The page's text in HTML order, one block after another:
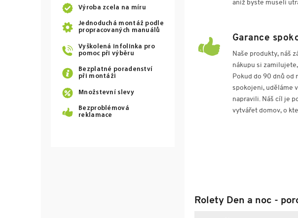
Výroba zcela na míru
Jednoduchá montáž podle
propracovaných manuálů
Vyškolená infolinka pro
pomoc při výběru
Bezplatné poradenství
při montáži
Množstevní slevy
Bezproblémová
reklamace
aniž byste museli
Garance
Naše produkty, náš
nákupu si
Pokud do 90 dnů od
spokojeni, uděláme
napravili. Náš cíl je
vytvářet domov, o
Rolety Den a noc -